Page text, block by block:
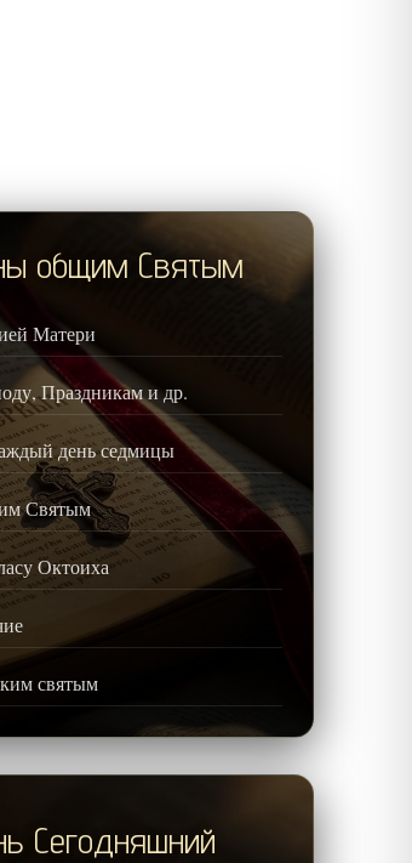
общим Святым
Матери
Праздникам и др.
день седмицы
Святым
Октоиха
святым
Сегодняшний